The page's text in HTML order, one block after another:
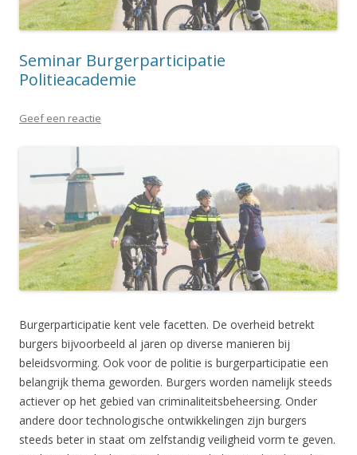
Seminar Burgerparticipatie
Politieacademie
Geef een reactie
Burgerparticipatie kent vele facetten. De overheid betrekt
burgers bijvoorbeeld al jaren op diverse manieren bij
beleidsvorming. Ook voor de politie is burgerparticipatie een
belangrijk thema geworden. Burgers worden namelijk steeds
actiever op het gebied van criminaliteitsbeheersing. Onder
andere door technologische ontwikkelingen zijn burgers
steeds beter in staat om zelfstandig veiligheid vorm te geven.